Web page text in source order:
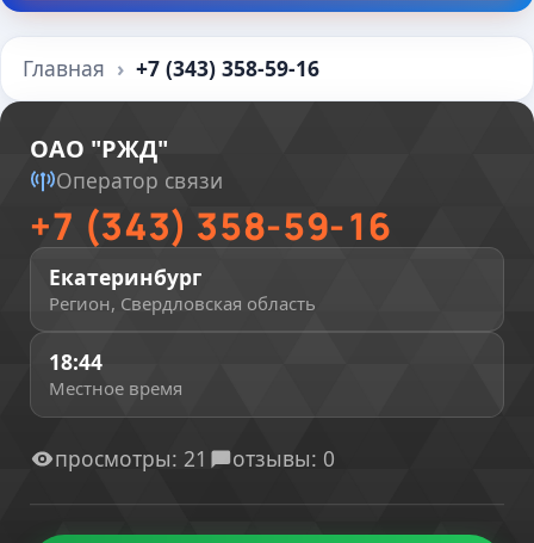
Главная +7 (343) 358-59-16
просмотры: 21 отзывы: 0
ОАО "РЖД"
Оператор связи
+7 (343) 358-59-16
Екатеринбург
Регион, Свердловская область
18:44
Местное время